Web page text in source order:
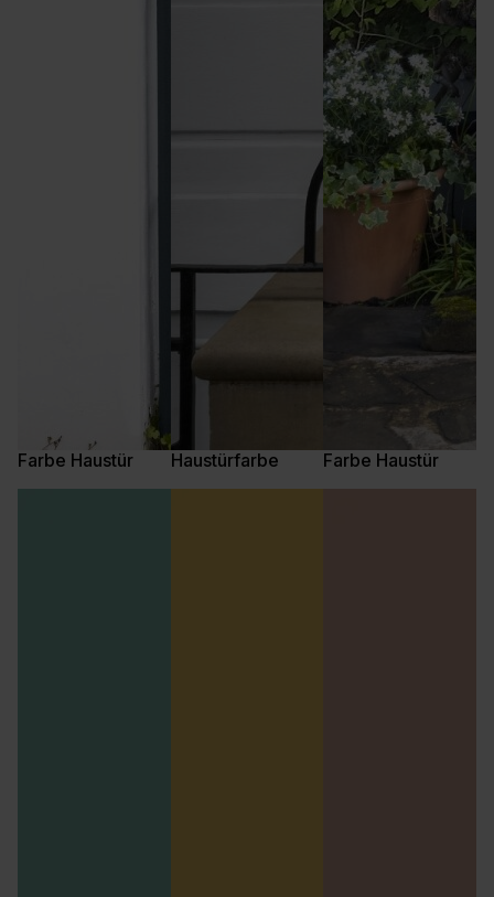
Farbe Haustür Haustürfarbe Farbe Haustür